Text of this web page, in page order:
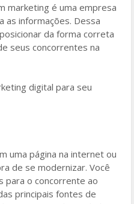
marketing é uma empresa
as informações. Dessa
da forma correta
seus concorrentes na
digital para seu
uma página na internet ou
de se modernizar. Você
para o concorrente ao
principais fontes de